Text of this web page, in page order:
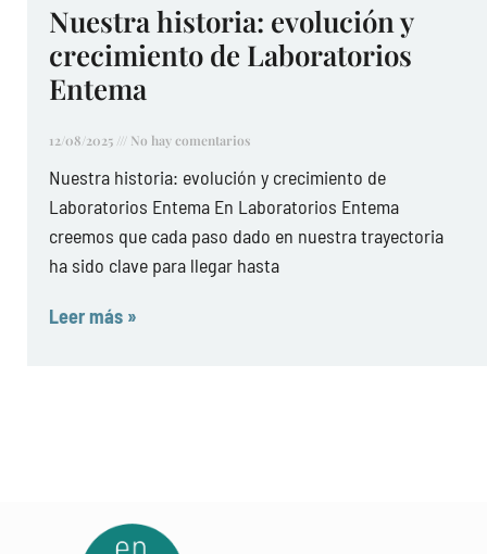
Nuestra historia: evolución y
crecimiento de Laboratorios
Entema
12/08/2025 No hay comentarios
Nuestra historia: evolución y crecimiento de
Laboratorios Entema En Laboratorios Entema
creemos que cada paso dado en nuestra trayectoria
ha sido clave para llegar hasta
Leer más »